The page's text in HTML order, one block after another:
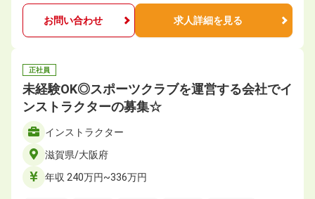
お問い合わせ 求人詳細を見る
正社員
未経験OK◎スポーツクラブを運営する会社でイ
ンストラクターの募集☆
インストラクター
滋賀県/大阪府
年収 240万円~336万円